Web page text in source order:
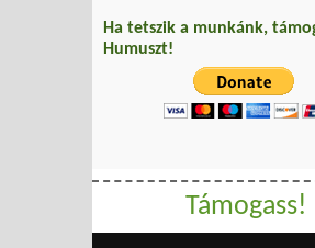
Ha tetszik a munkánk,
Humuszt!
Támogass!